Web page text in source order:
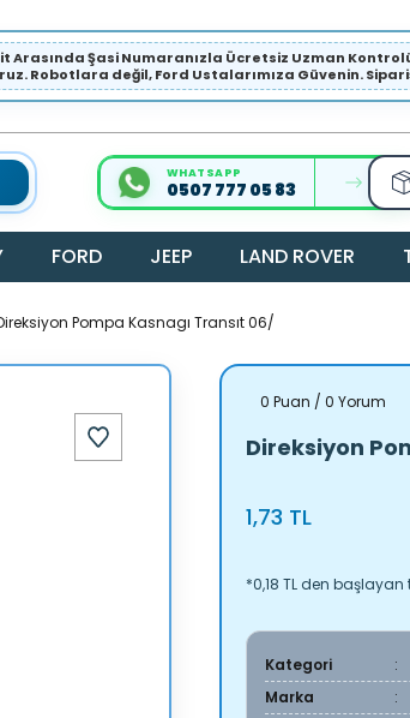
Arasında Şasi Numaranızla Ücretsiz Uzman
Robotlara değil, Ford Ustalarımıza Güvenin.
WHATSAPP
0507 777 05 83
FORD JEEP LAND ROVER
Pompa Kasnagı Transıt 06/
0 Puan / 0 Yorum
Direksiyon
1,73 TL
*0,18 TL den başlayan
Kategori
Marka